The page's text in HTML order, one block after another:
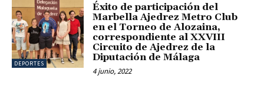
DEPORTES
Éxito de participación del
Marbella Ajedrez Metro Club
en el Torneo de Alozaina,
correspondiente al XXVIII
Circuito de Ajedrez de la
Diputación de Málaga
4 junio, 2022